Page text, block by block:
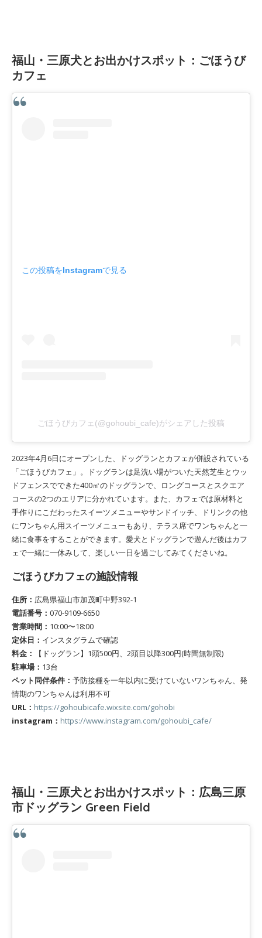
福山・三原犬とお出かけスポット：ごほうび
カフェ
この投稿をInstagramで見る
ごほうびカフェ(@gohoubi_cafe)がシェアした投稿
2023年4月6日にオープンした、ドッグランとカフェが併設されている
「ごほうびカフェ」。ドッグランは足洗い場がついた天然芝生とウッ
ドフェンスでできた400㎡のドッグランで、ロングコースとスクエア
コースの2つのエリアに分かれています。また、カフェでは原材料と
手作りにこだわったスイーツメニューやサンドイッチ、ドリンクの他
にワンちゃん用スイーツメニューもあり、テラス席でワンちゃんと一
緒に食事をすることができます。愛犬とドッグランで遊んだ後はカフ
ェで一緒に一休みして、楽しい一日を過ごしてみてくださいね。
ごほうびカフェの施設情報
住所： ​広島県福山市加茂町中野392-1
電話番号： 070-9109-6650
営業時間： 10:00〜18:00
定休日： インスタグラムで確認
料金：
【ドッグラン】1頭500円、2頭目以降300円(時間無制限)
駐車場： 13台
ペット同伴条件： 予防接種を一年以内に受けていないワンちゃん、発
情期のワンちゃんは利用不可
URL： https://gohoubicafe.wixsite.com/gohobi
instagram： https://www.instagram.com/gohoubi_cafe/
福山・三原犬とお出かけスポット：広島三原
市ドッグラン Green Field